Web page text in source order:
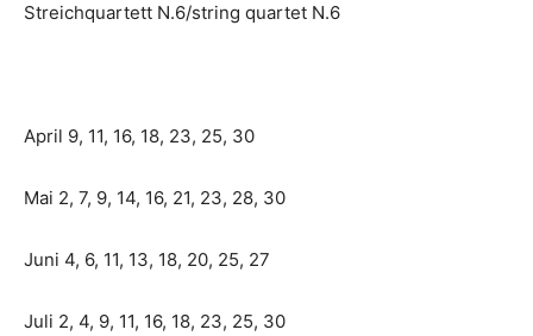
Streichquartett N.6/string quartet N.6
April 9, 11, 16, 18, 23, 25, 30
Mai 2, 7, 9, 14, 16, 21, 23, 28, 30
Juni 4, 6, 11, 13, 18, 20, 25, 27
Juli 2, 4, 9, 11, 16, 18, 23, 25, 30